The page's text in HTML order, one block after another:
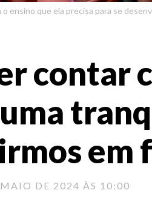
ensino que ela precisa para se
contar
em
DE 2024 ÀS 10:00